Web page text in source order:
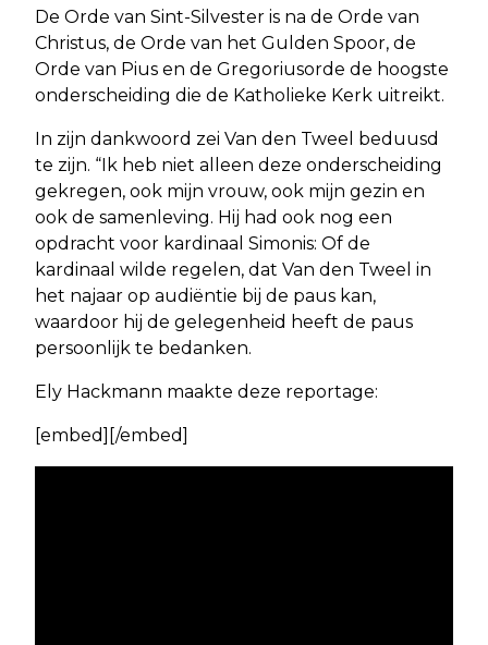
De Orde van Sint-Silvester is na de Orde van
Christus, de Orde van het Gulden Spoor, de
Orde van Pius en de Gregoriusorde de hoogste
onderscheiding die de Katholieke Kerk uitreikt.
In zijn dankwoord zei Van den Tweel beduusd
te zijn. “Ik heb niet alleen deze onderscheiding
gekregen, ook mijn vrouw, ook mijn gezin en
ook de samenleving. Hij had ook nog een
opdracht voor kardinaal Simonis: Of de
kardinaal wilde regelen, dat Van den Tweel in
het najaar op audiëntie bij de paus kan,
waardoor hij de gelegenheid heeft de paus
persoonlijk te bedanken.
Ely Hackmann maakte deze reportage:
[embed][/embed]